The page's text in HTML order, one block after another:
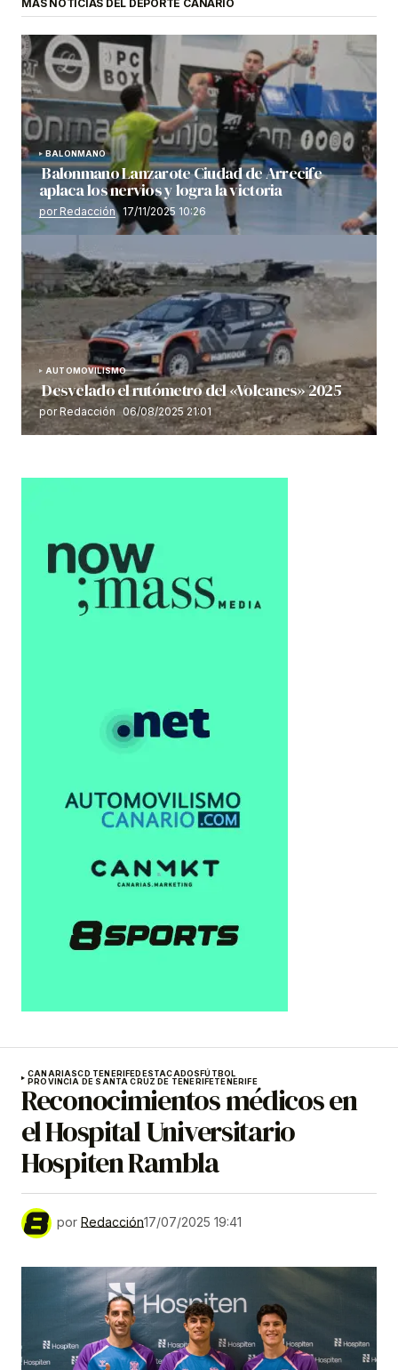
MÁS NOTICIAS DEL DEPORTE CANARIO
BALONMANO
Balonmano Lanzarote Ciudad de Arrecife
aplaca los nervios y logra la victoria
por Redacción 17/11/2025 10:26
AUTOMOVILISMO
Desvelado el rutómetro del «Volcanes» 2025
por Redacción 06/08/2025 21:01
CANARIASCD TENERIFEDESTACADOSFÚTBOL
PROVINCIA DE SANTA CRUZ DE TENERIFETENERIFE
Reconocimientos médicos en
el Hospital Universitario
Hospiten Rambla
por Redacción17/07/2025 19:41